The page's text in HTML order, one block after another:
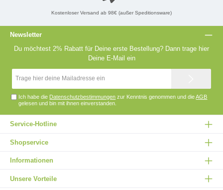
Kostenloser Versand ab 98€ (außer Speditionsware)
Newsletter
Du möchtest 2% Rabatt für Deine erste Bestellung? Dann trage hier
Deine E-Mail ein
Mail-
Ich habe die Datenschutzbestimmungen zur Kenntnis genommen und dieAGB
gelesen und bin mit ihnen einverstanden.
Service-Hotline
Shopservice
Informationen
Unsere Vorteile